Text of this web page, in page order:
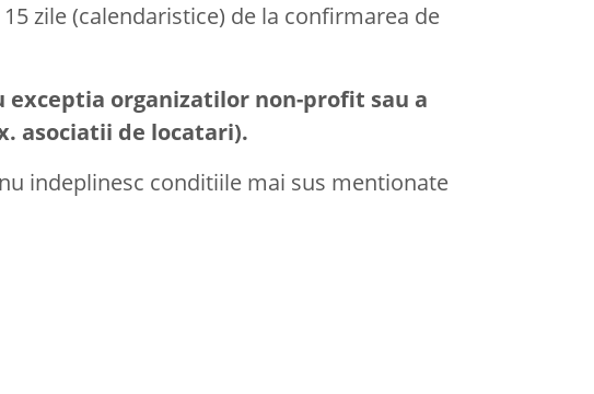
zile (calendaristice) de la confirmarea de
exceptia organizatilor non-profit sau a
asociatii de locatari).
indeplinesc conditiile mai sus mentionate